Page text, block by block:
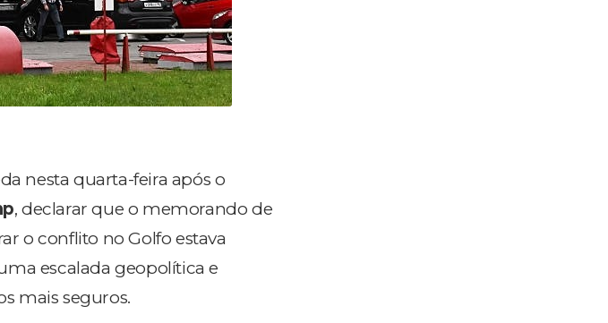
nesta quarta-feira após o
, declarar que o memorando de
o conflito no Golfo estava
escalada geopolítica e
mais seguros.